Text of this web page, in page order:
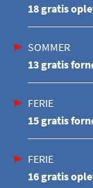
18 gratis
SOMMER
13 gratis
FERIE
15 gratis
FERIE
16 gratis